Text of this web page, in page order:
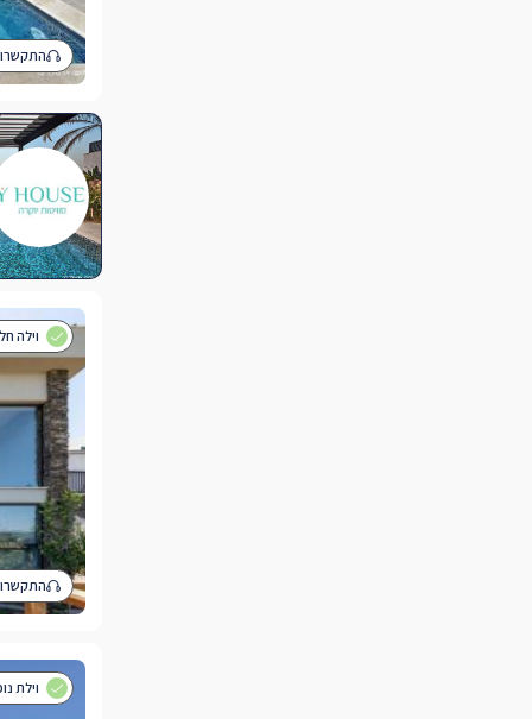
התקשרו
התקשרו
וילה
וילת נופש